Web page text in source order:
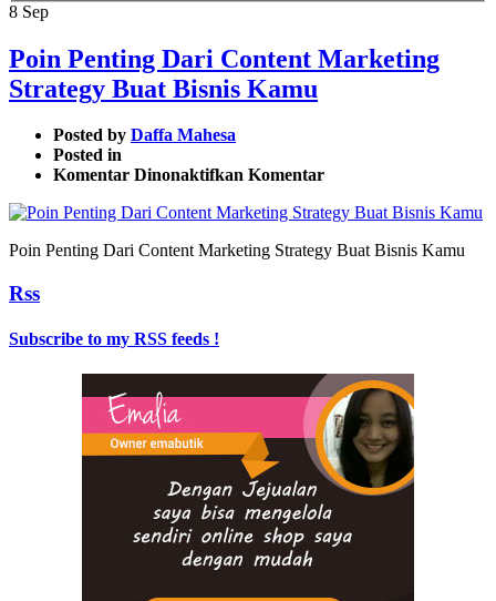
8 Sep
Poin Penting Dari Content Marketing
Strategy Buat Bisnis Kamu
Posted by Daffa Mahesa
Posted in
Komentar Dinonaktifkan pada
Penting
Content
Komentar
Poin Penting Dari Content Marketing Strategy Buat Bisnis Kamu
Rss
Subscribe to my RSS feeds !